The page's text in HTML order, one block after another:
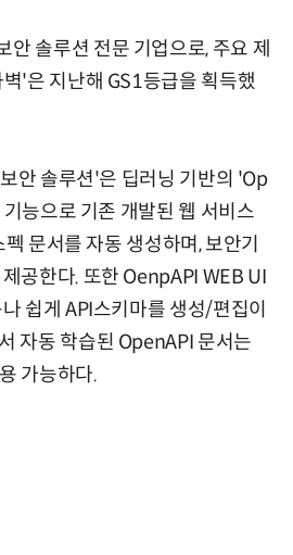
안 솔루션 전문 기업으로, 주요 제
'은 지난해 GS1등급을 획득했
안 솔루션'은 딥러닝 기반의 'Op
능으로 기존 개발된 웹 서비스
문서를 자동 생성하며, 보안기
공한다. 또한 OenpAPI WEB UI
쉽게 API스키마를 생성/편집이
자동 학습된 OpenAPI 문서는
가능하다.